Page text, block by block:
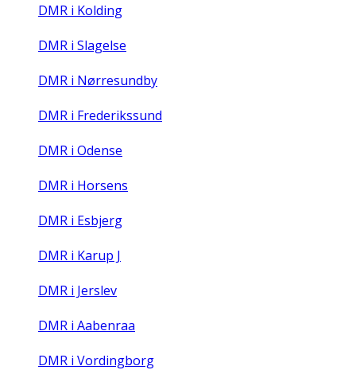
DMR i Kolding
DMR i Slagelse
DMR i Nørresundby
DMR i Frederikssund
DMR i Odense
DMR i Horsens
DMR i Esbjerg
DMR i Karup J
DMR i Jerslev
DMR i Aabenraa
DMR i Vordingborg